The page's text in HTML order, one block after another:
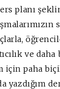
planı
ve daha
için paha
yazdığım